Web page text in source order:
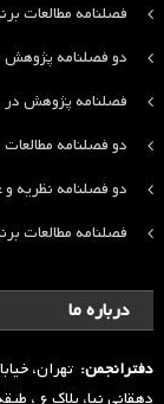
فصلنامه مطالعات
دو فصلنامه پژوهش
فصلنامه پژوهش در
دو فصلنامه
دو فصلنامه نظریه
فصلنامه مطالعات
درباره ما
دفترانجمن: تهران،